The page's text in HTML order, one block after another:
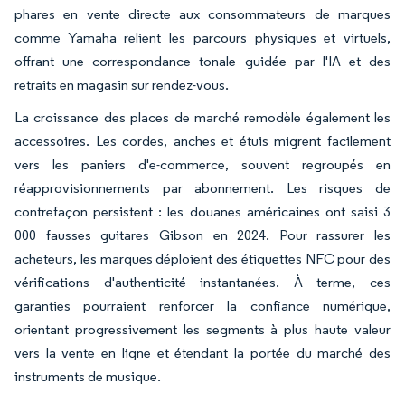
phares en vente directe aux consommateurs de marques
comme Yamaha relient les parcours physiques et virtuels,
offrant une correspondance tonale guidée par l'IA et des
retraits en magasin sur rendez-vous.
La croissance des places de marché remodèle également les
accessoires. Les cordes, anches et étuis migrent facilement
vers les paniers d'e-commerce, souvent regroupés en
réapprovisionnements par abonnement. Les risques de
contrefaçon persistent : les douanes américaines ont saisi 3
000 fausses guitares Gibson en 2024. Pour rassurer les
acheteurs, les marques déploient des étiquettes NFC pour des
vérifications d'authenticité instantanées. À terme, ces
garanties pourraient renforcer la confiance numérique,
orientant progressivement les segments à plus haute valeur
vers la vente en ligne et étendant la portée du marché des
instruments de musique.